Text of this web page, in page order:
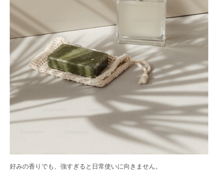
好みの香りでも、強すぎると日常使いに向きません。